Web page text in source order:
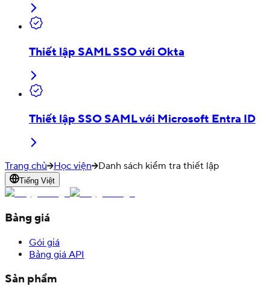
Thiết lập SAML SSO với Okta
Thiết lập SSO SAML với Microsoft Entra ID
Trang chủ Học viện Danh sách kiểm tra thiết lập
Tiếng Việt
Bảng giá
Gói giá
Bảng giá API
Sản phẩm